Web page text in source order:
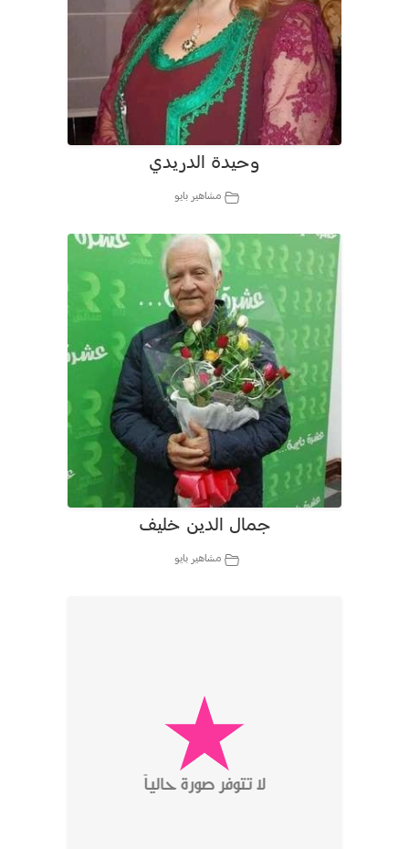
وحيدة الدريدي
مشاهير بايو
جمال الدين خليف
مشاهير بايو